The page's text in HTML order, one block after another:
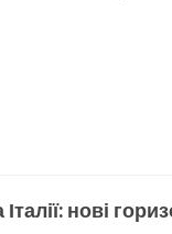
нові